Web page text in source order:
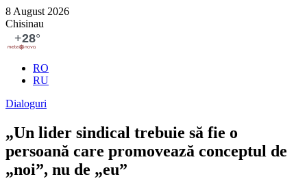
8 August 2026
Chisinau
RO
RU
Dialoguri
„Un lider sindical trebuie să fie o
persoană care promovează conceptul de
„noi”, nu de „eu”